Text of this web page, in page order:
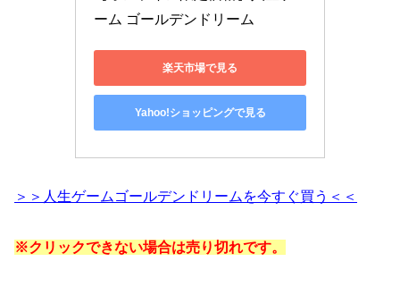
ーム ゴールデンドリーム
楽天市場で見る
Yahoo!ショッピングで見る
＞＞人生ゲームゴールデンドリームを今すぐ買う＜＜
※クリックできない場合は売り切れです。